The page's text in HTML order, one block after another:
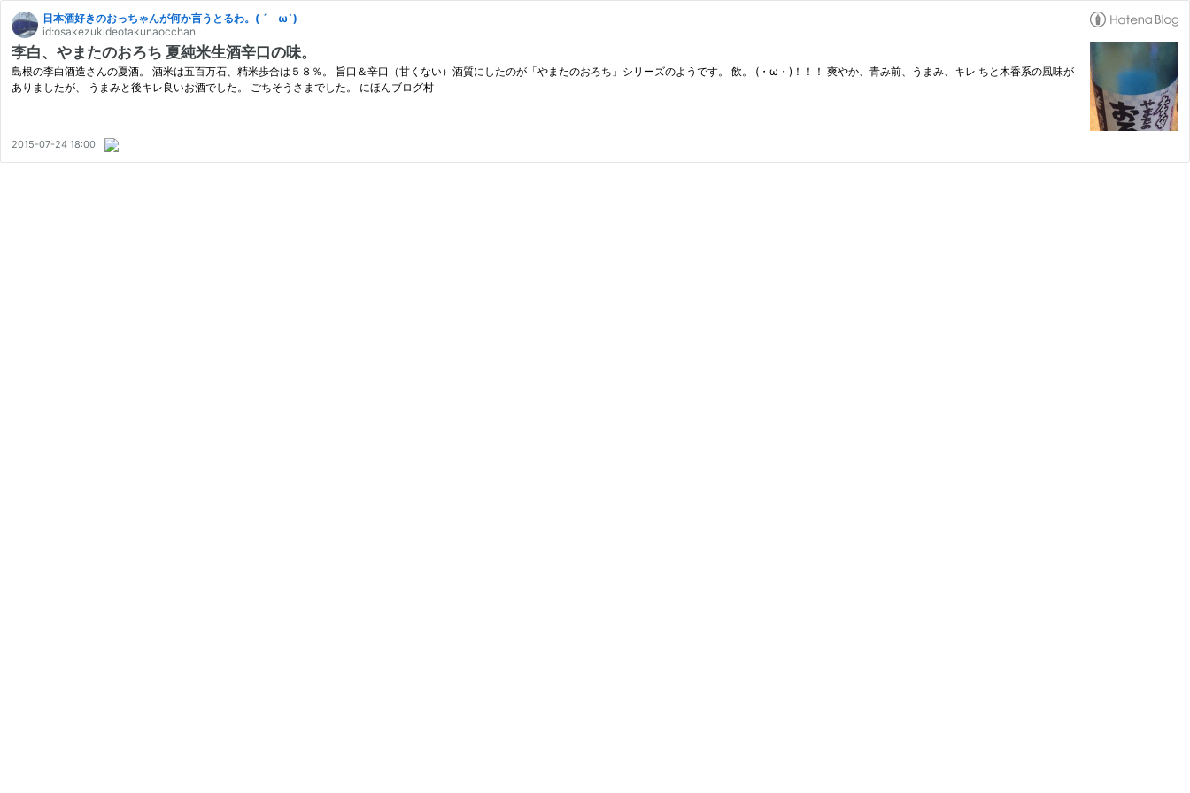
日本酒好きのおっちゃんが何か言うとるわ。( ´ ω`)
id:osakezukideotakunaocchan
李白、やまたのおろち 夏純米生酒辛口の味。
島根の李白酒造さんの夏酒。 酒米は五百万石、精米歩合は５８％。 旨口＆辛口（甘くない）酒質にしたのが「やまたのおろち」シリーズのようです。 飲。 (・ω・)！！！ 爽やか、青み前、うまみ、キレ ちと木香系の風味が
ありましたが、 うまみと後キレ良いお酒でした。 ごちそうさまでした。 にほんブログ村
2015-07-24 18:00